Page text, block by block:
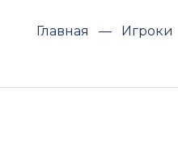
Главная Игроки